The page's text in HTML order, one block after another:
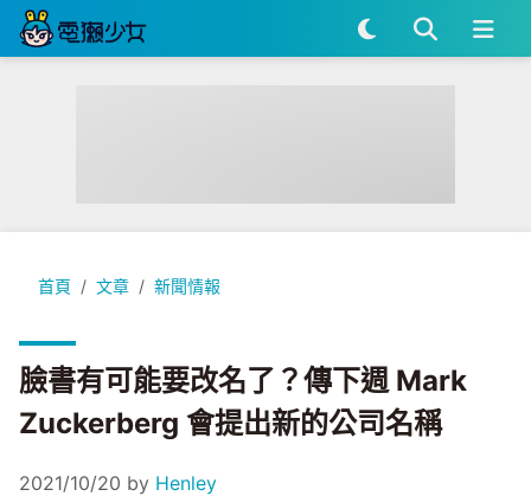
首頁 文章 新聞情報
臉書有可能要改名了？傳下週 Mark Zuckerberg 會提出新的公
臉書有可能要改名了？傳下週 Mark
Zuckerberg 會提出新的公司名稱
2021/10/20 by Henley